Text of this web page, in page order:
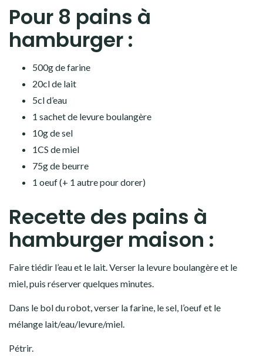
Pour 8 pains à
hamburger :
500g de farine
20cl de lait
5cl d’eau
1 sachet de levure boulangère
10g de sel
1CS de miel
75g de beurre
1 oeuf (+ 1 autre pour dorer)
Recette des pains à
hamburger maison :
Faire tiédir l’eau et le lait. Verser la levure boulangère et le
miel, puis réserver quelques minutes.
Dans le bol du robot, verser la farine, le sel, l’oeuf et le
mélange lait/eau/levure/miel.
Pétrir.